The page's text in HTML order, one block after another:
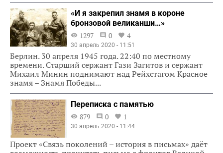
«И я закрепил знамя в короне
бронзовой великанши…»
1297
0 4
30 апрель 2020 - 11:51
Берлин. 30 апреля 1945 года. 22:40 по местному
времени. Старший сержант Гази Загитов и сержант
Михаил Минин поднимают над Рейхстагом Красное
знамя – Знамя Победы...
Переписка с памятью
879
0 1
30 апрель 2020 - 11:44
Проект «Связь поколений – история в письмах» даёт